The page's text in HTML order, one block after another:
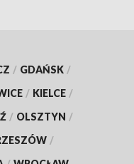
/ GDAŃSK /
/ KIELCE /
/ OLSZTYN /
/